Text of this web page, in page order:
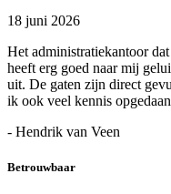
18 juni 2026
Het administratiekantoor
heeft erg goed naar mij
uit. De gaten zijn direct
ik ook veel kennis
- Hendrik van Veen
Betrouwbaar